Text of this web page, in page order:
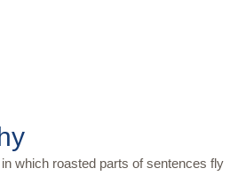
which roasted parts of sentences fly